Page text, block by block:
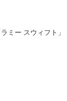
ミー スウィフト」